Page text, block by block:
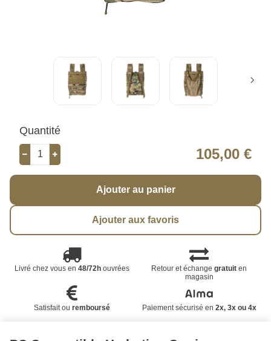
Quantité
105,00 €
Ajouter au panier
Ajouter aux favoris
Livré chez vous en 48/72houvrées Retour et échangegratuit en
magasin
Satisfait ou remboursé Paiement sécurisé en 2x, 3x ou 4x